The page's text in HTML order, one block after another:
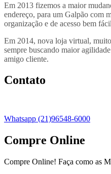
Em 2013 fizemos a maior
endereço, para um Galpão com
organização e de acesso bem
Em 2014, nova loja virtual,
sempre buscando maior
amigo cliente.
Contato
Whatsapp (21)96548-6000
Compre Online
Compre Online! Faça como as